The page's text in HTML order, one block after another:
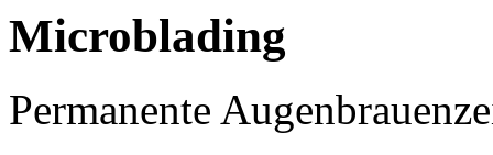
Microblading
Permanente